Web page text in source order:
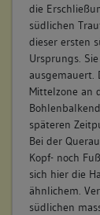
die
südlichen
dieser ersten
Ursprungs.
ausgemauert.
Mittelzone an
späteren
Bei der
Kopf- noch
sich hier die
ähnlichem.
südlichen